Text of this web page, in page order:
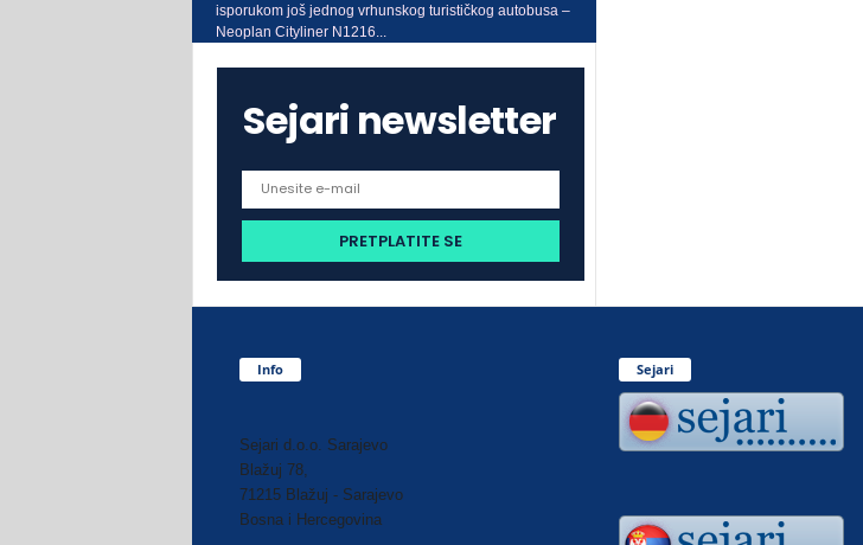
isporukom još jednog vrhunskog turističkog autobusa –
Neoplan Cityliner N1216...
Sejari newsletter
Info
Sejari d.o.o. Sarajevo
Blažuj 78,
71215 Blažuj - Sarajevo
Bosna i Hercegovina
Sejari